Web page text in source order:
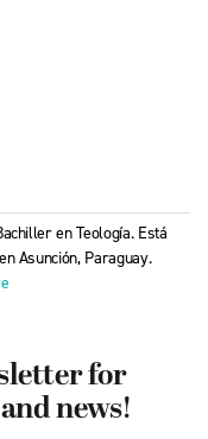
en Teología. Está
Asunción, Paraguay.
for
news!